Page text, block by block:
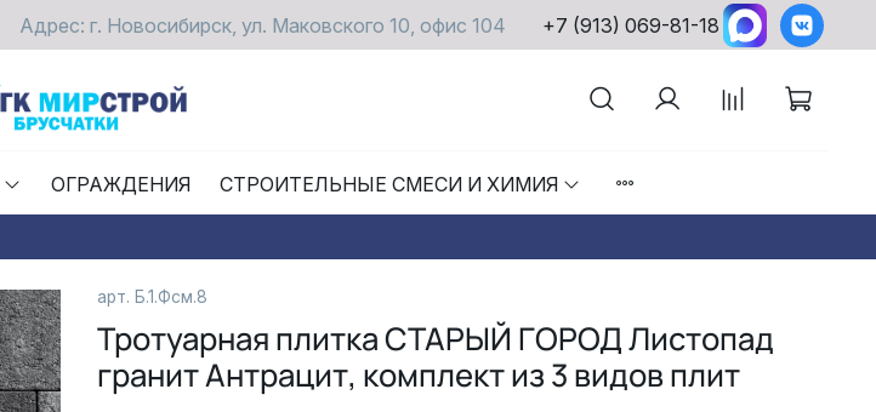
Адрес: г. Новосибирск, ул. Маковского 10, офис 104 +7 (913) 069-81-18
ОГРАЖДЕНИЯ СТРОИТЕЛЬНЫЕ СМЕСИ И ХИМИЯ
арт. Б.1.Фсм.8
Тротуарная плитка СТАРЫЙ ГОРОД Листопад
гранит Антрацит, комплект из 3 видов плит